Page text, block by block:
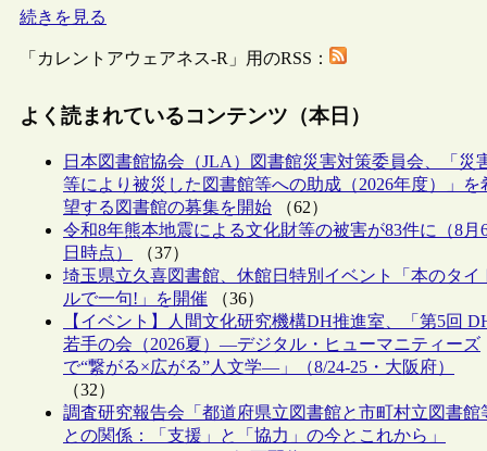
続きを見る
「カレントアウェアネス-R」用のRSS：
よく読まれているコンテンツ（本日）
日本図書館協会（JLA）図書館災害対策委員会、「災
等により被災した図書館等への助成（2026年度）」を
望する図書館の募集を開始 （62）
令和8年熊本地震による文化財等の被害が83件に（8月
日時点）
（37）
埼玉県立久喜図書館、休館日特別イベント「本のタイ
ルで一句!」を開催 （36）
【イベント】人間文化研究機構DH推進室、「第5回
若手の会（2026夏）―デジタル・ヒューマニティーズ
で“繋がる×広がる”人文学―」（8/24-25・大阪府）
（32）
調査研究報告会「都道府県立図書館と市町村立図書館
との関係：「支援」と「協力」の今とこれから」